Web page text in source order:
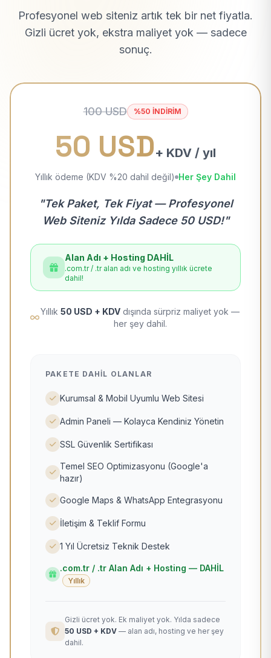
Profesyonel web siteniz artık tek bir net fiyatla.
Gizli ücret yok, ekstra maliyet yok — sadece
sonuç.
100 USD %50 İNDİRİM
50 USD+ KDV / yıl
Yıllık ödeme (KDV %20 dahil değil) Her Şey Dahil
"Tek Paket, Tek Fiyat — Profesyonel
Web Siteniz Yılda Sadece 50 USD!"
Alan Adı + Hosting DAHİL
.com.tr / .tr alan adı ve hosting yıllık ücrete
dahil!
Yıllık 50 USD + KDV dışında sürpriz maliyet yok —
her şey dahil.
PAKETE DAHIL OLANLAR
Kurumsal & Mobil Uyumlu Web Sitesi
Admin Paneli — Kolayca Kendiniz Yönetin
SSL Güvenlik Sertifikası
Temel SEO Optimizasyonu (Google'a
hazır)
Google Maps & WhatsApp Entegrasyonu
İletişim & Teklif Formu
1 Yıl Ücretsiz Teknik Destek
.com.tr / .tr Alan Adı + Hosting — DAHİL
Yıllık
Gizli ücret yok. Ek maliyet yok. Yılda sadece
50 USD + KDV — alan adı, hosting ve her şey
dahil.